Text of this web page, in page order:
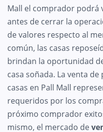
Mall el comprador podrá
antes de cerrar la
de valores respecto al
común, las casas
brindan la oportunidad
casa soñada. La venta
casas en Pall Mall
requeridos por los
próximo comprador
mismo, el mercado de